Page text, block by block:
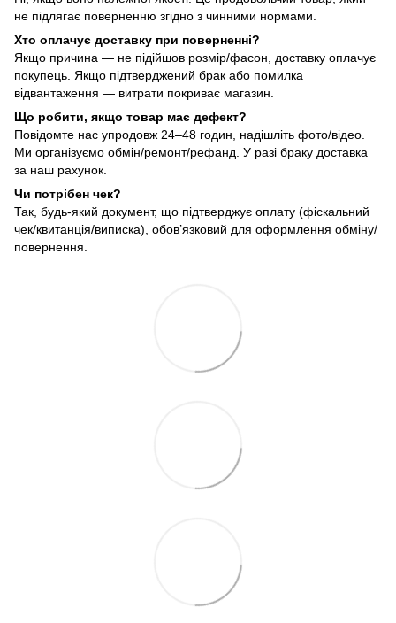
не підлягає поверненню згідно з чинними нормами.
Хто оплачує доставку при поверненні?
Якщо причина — не підійшов розмір/фасон, доставку оплачує
покупець. Якщо підтверджений брак або помилка
відвантаження — витрати покриває магазин.
Що робити, якщо товар має дефект?
Повідомте нас упродовж 24–48 годин, надішліть фото/відео.
Ми організуємо обмін/ремонт/рефанд. У разі браку доставка
за наш рахунок.
Чи потрібен чек?
Так, будь-який документ, що підтверджує оплату (фіскальний
чек/квитанція/виписка), обов’язковий для оформлення обміну/
повернення.